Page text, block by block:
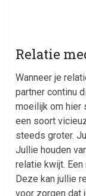
Relatie
Wanneer je
partner continu
moeilijk om hier
een soort
steeds groter.
Jullie houden
relatie kwijt. Een
Deze kan jullie
voor zorgen dat